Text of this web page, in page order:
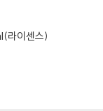
상이 있는 경우에는
/교환이 불가합니
이센스)